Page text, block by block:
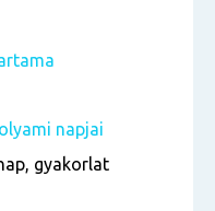
napjai
gyakorlat